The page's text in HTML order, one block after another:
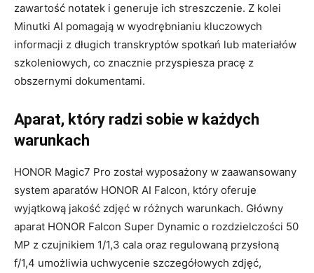
zawartość notatek i generuje ich streszczenie. Z kolei
Minutki AI pomagają w wyodrębnianiu kluczowych
informacji z długich transkryptów spotkań lub materiałów
szkoleniowych, co znacznie przyspiesza pracę z
obszernymi dokumentami.
Aparat, który radzi sobie w każdych
warunkach
HONOR Magic7 Pro został wyposażony w zaawansowany
system aparatów HONOR AI Falcon, który oferuje
wyjątkową jakość zdjęć w różnych warunkach. Główny
aparat HONOR Falcon Super Dynamic o rozdzielczości 50
MP z czujnikiem 1/1,3 cala oraz regulowaną przysłoną
f/1,4 umożliwia uchwycenie szczegółowych zdjęć,